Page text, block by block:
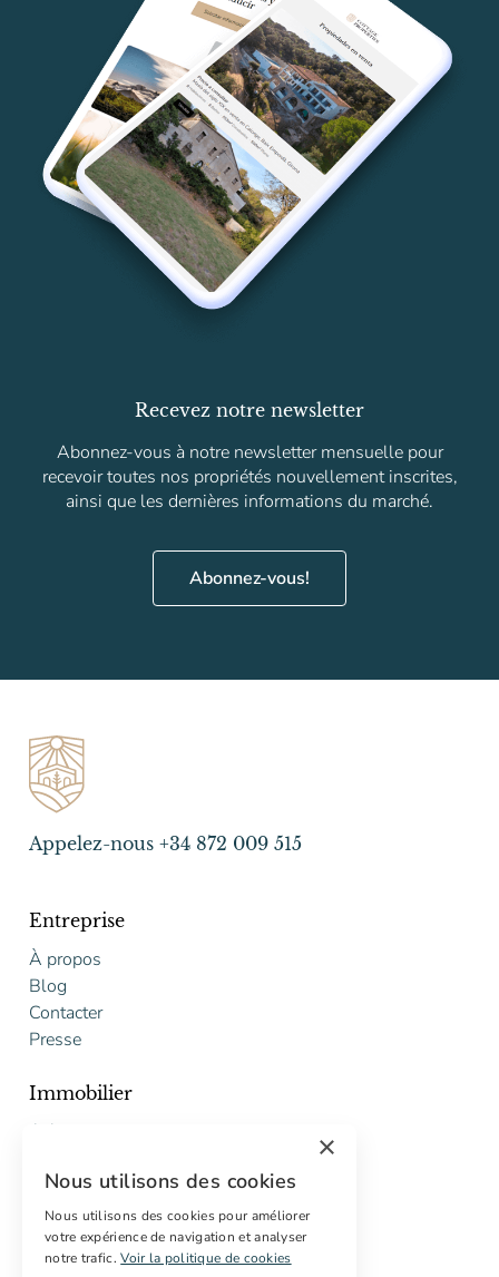
Recevez notre newsletter
Abonnez-vous à notre newsletter mensuelle pour
recevoir toutes nos propriétés nouvellement inscrites,
ainsi que les dernières informations du marché.
Abonnez-vous!
Appelez-nous +34 872 009 515
Entreprise
À propos
Blog
Contacter
Presse
Immobilier
Acheter
Proposition gratuite de restauration
Services
×
Nous utilisons des cookies
Nous utilisons des cookies pour améliorer
votre expérience de navigation et analyser
notre trafic. Voir la politique de cookies